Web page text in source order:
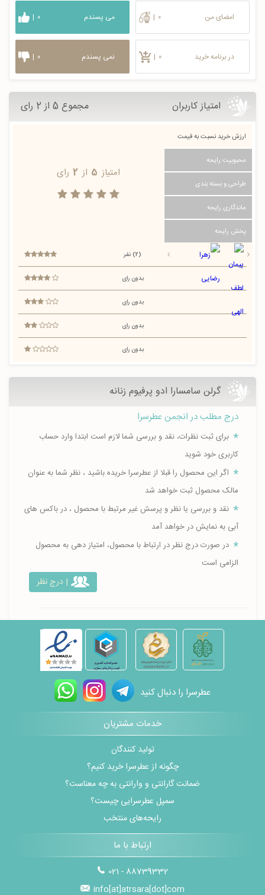
امضای من | ۰
در برنامه خرید | ۰
می پسندم | ۰
نمی پسندم | ۰
امتیاز کاربران مجموع 5 از 2 رای
ارزش خرید نسبت به قیمت
محبوبیت رایحه
طراحی و بسته بندی
ماندگاری رایحه
پخش رایحه
امتیاز 5 از 2 رای
(2) نفر
بدون رای
بدون رای
بدون رای
بدون رای
گرلن سامسارا ادو پرفیوم زنانه
درج مطلب در انجمن عطرسرا
برای ثبت نظرات، نقد و بررسی شما لازم است ابتدا وارد حساب
کاربری خود شوید
اگر این محصول را قبلا از عطرسرا خریده باشید ، نظر شما به عنوان
مالک محصول ثبت خواهد شد
نقد و بررسی یا نظر و پرسش غیر مرتبط با محصول ، در باکس های
آبی به نمایش در خواهد آمد
در صورت درج نظر در ارتباط با محصول، امتیاز دهی به محصول
الزامی است
| درج نظر
عطرسرا را دنبال کنید
خدمات مشتریان
تولید کنندگان
چگونه از عطرسرا خرید کنیم؟
ضمانت گارانتی و وارانتی به چه معناست؟
سمپل عطرسرایی چیست؟
رایحه‌های منتخب
ارتباط با ما
021 - 88739332
info[at]atrsara[dot]com